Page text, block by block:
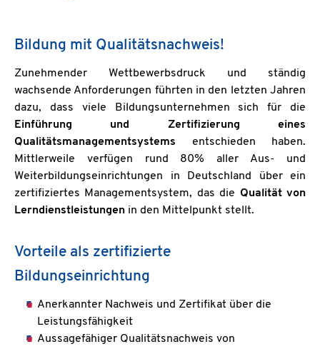
Bildung mit Qualitätsnachweis!
Zunehmender Wettbewerbsdruck und ständig
wachsende Anforderungen führten in den letzten Jahren
dazu, dass viele Bildungsunternehmen sich für die
Einführung und Zertifizierung eines
Qualitätsmanagementsystems entschieden haben.
Mittlerweile verfügen rund 80% aller Aus- und
Weiterbildungseinrichtungen in Deutschland über ein
zertifiziertes Managementsystem, das die Qualität von
Lerndienstleistungen in den Mittelpunkt stellt.
Vorteile als zertifizierte
Bildungseinrichtung
Anerkannter Nachweis und Zertifikat über die
Leistungsfähigkeit
Aussagefähiger Qualitätsnachweis von